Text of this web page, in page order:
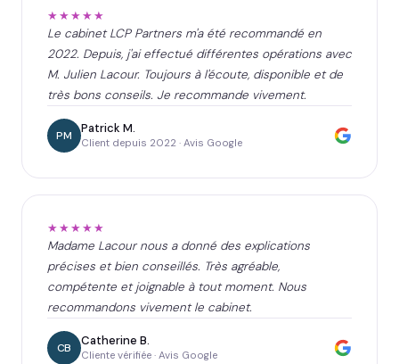
★★★★★
Le cabinet LCP Partners m'a été recommandé en
2022. Depuis, j'ai effectué différentes opérations avec
M. Julien Lacour. Toujours à l'écoute, disponible et de
très bons conseils. Je recommande vivement.
PM Patrick M.
Client depuis 2022 · Avis Google
★★★★★
Madame Lacour nous a donné des explications
précises et bien conseillés. Très agréable,
compétente et joignable à tout moment. Nous
recommandons vivement le cabinet.
CB Catherine B.
Cliente vérifiée · Avis Google